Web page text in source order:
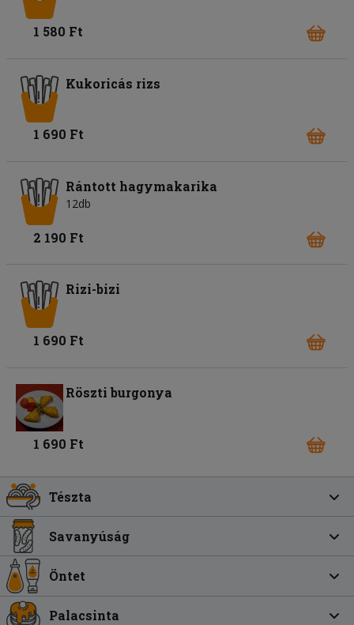
1 580 Ft
Kukoricás rizs
1 690 Ft
Rántott hagymakarika
12db
2 190 Ft
Rizi-bizi
1 690 Ft
Röszti burgonya
1 690 Ft
Tészta
Savanyúság
Öntet
Palacsinta